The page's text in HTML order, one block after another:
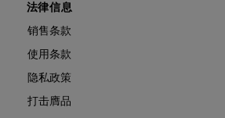
法律信息
销售条款
使用条款
隐私政策
打击膺品